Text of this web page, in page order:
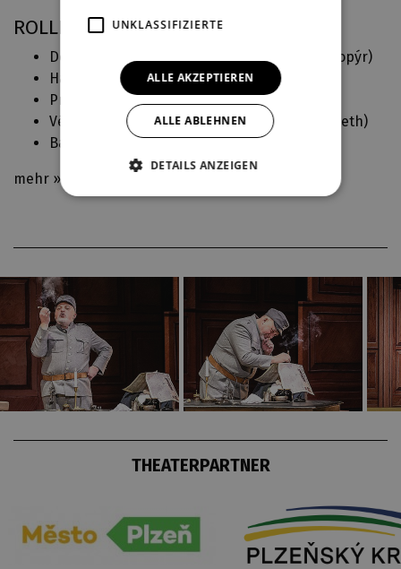
ROLLEN IN DJKT
Doktor Falke, advokát, Frosch, žalářník ( Netopýr)
Hauk - Šendorf (Věc Makropulos
Principál komediantů (Prodaná nevěsta
Vévoda Max Bavorský, otec Elisabeth (
Elisabeth)
Baron Mirko Zeta (Veselá vdova)
mehr »
THEATERPARTNER
UNKLASSIFIZIERTE
ALLE AKZEPTIEREN
ALLE ABLEHNEN
DETAILS ANZEIGEN